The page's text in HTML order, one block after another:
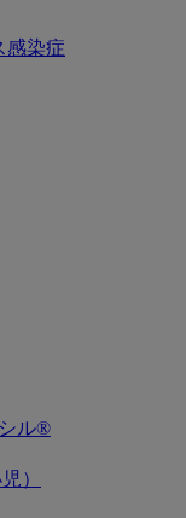
感染症
ル®
）